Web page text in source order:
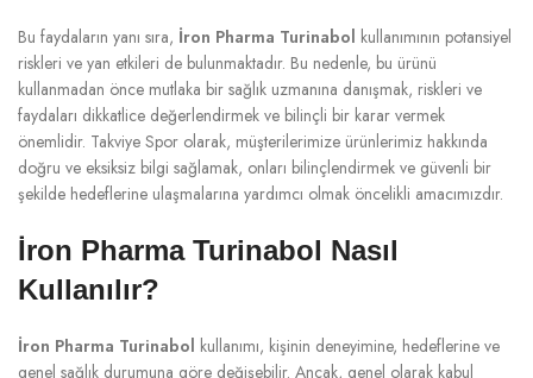
Bu faydaların yanı sıra, İron Pharma Turinabol kullanımının potansiyel
riskleri ve yan etkileri de bulunmaktadır. Bu nedenle, bu ürünü
kullanmadan önce mutlaka bir sağlık uzmanına danışmak, riskleri ve
faydaları dikkatlice değerlendirmek ve bilinçli bir karar vermek
önemlidir. Takviye Spor olarak, müşterilerimize ürünlerimiz hakkında
doğru ve eksiksiz bilgi sağlamak, onları bilinçlendirmek ve güvenli bir
şekilde hedeflerine ulaşmalarına yardımcı olmak öncelikli amacımızdır.
İron Pharma Turinabol Nasıl
Kullanılır?
İron Pharma Turinabol kullanımı, kişinin deneyimine, hedeflerine ve
genel sağlık durumuna göre değişebilir. Ancak, genel olarak kabul